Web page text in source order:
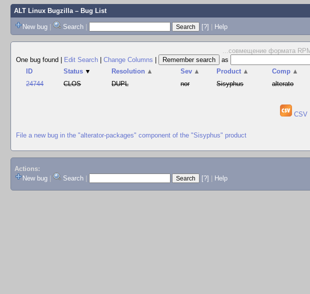
ALT Linux Bugzilla– Bug List
New bug | Search | [?] | Help
...совмещение формата
One bug found
Edit Search Change Columns
as
ID
Status ▼ Resolution ▲ Sev ▲ Product ▲ Comp ▲
24744
CLOS DUPL nor Sisyphus alterato
CSV
File a new bug in the "alterator-packages" component of the "Sisyphus" product
Actions:
New bug
Search [?] Help